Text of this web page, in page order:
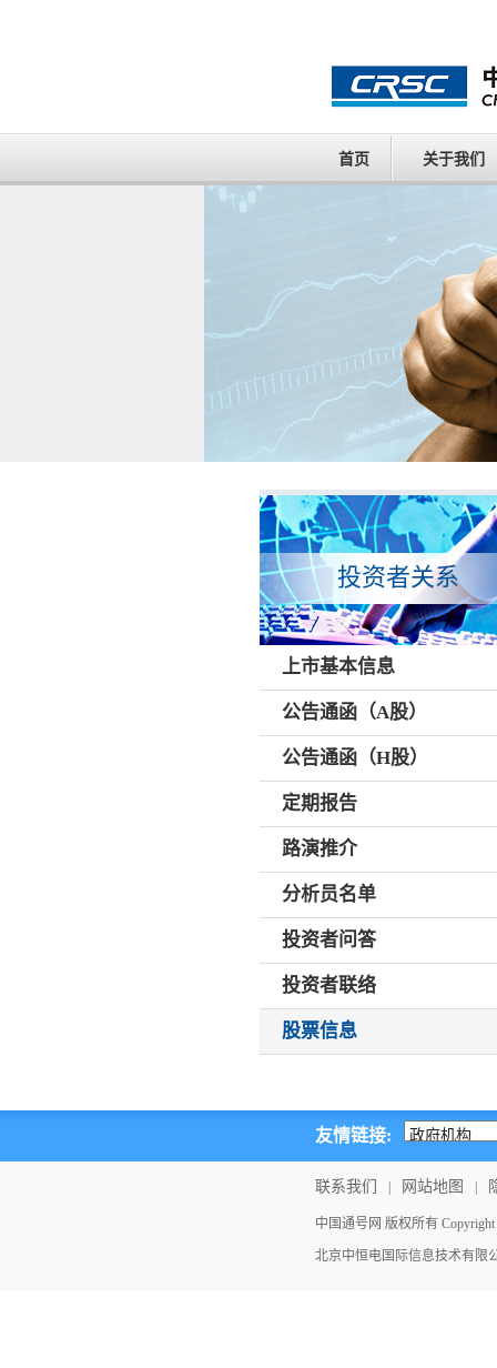
首页 关于我们
投资者关系
上市基本信息
公告通函（A股）
公告通函（H股）
定期报告
路演推介
分析员名单
投资者问答
投资者联络
股票信息
友情链接:
联系我们 网站地图
中国通号网 版权所有
北京中恒电国际信息技术有限